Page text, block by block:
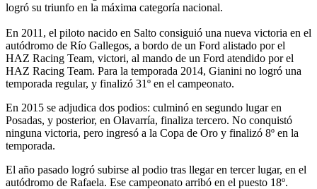
logró su triunfo en la máxima categoría nacional.
En 2011, el piloto nacido en Salto consiguió una nueva victoria en el
autódromo de Río Gallegos, a bordo de un Ford alistado por el
HAZ Racing Team, victori, al mando de un Ford atendido por el
HAZ Racing Team. Para la temporada 2014, Gianini no logró una
temporada regular, y finalizó 31º en el campeonato.
En 2015 se adjudica dos podios: culminó en segundo lugar en
Posadas, y posterior, en Olavarría, finaliza tercero. No conquistó
ninguna victoria, pero ingresó a la Copa de Oro y finalizó 8º en la
temporada.
El año pasado logró subirse al podio tras llegar en tercer lugar, en el
autódromo de Rafaela. Ese campeonato arribó en el puesto 18º.